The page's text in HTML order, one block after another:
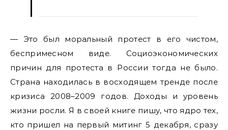
— Это был моральный протест в его чистом,
беспримесном виде. Социоэкономических
причин для протеста в России тогда не было.
Страна находилась в восходящем тренде после
кризиса 2008–2009 годов. Доходы и уровень
жизни росли. Я в своей книге пишу, что ядро тех,
кто пришел на первый митинг 5 декабря, сразу